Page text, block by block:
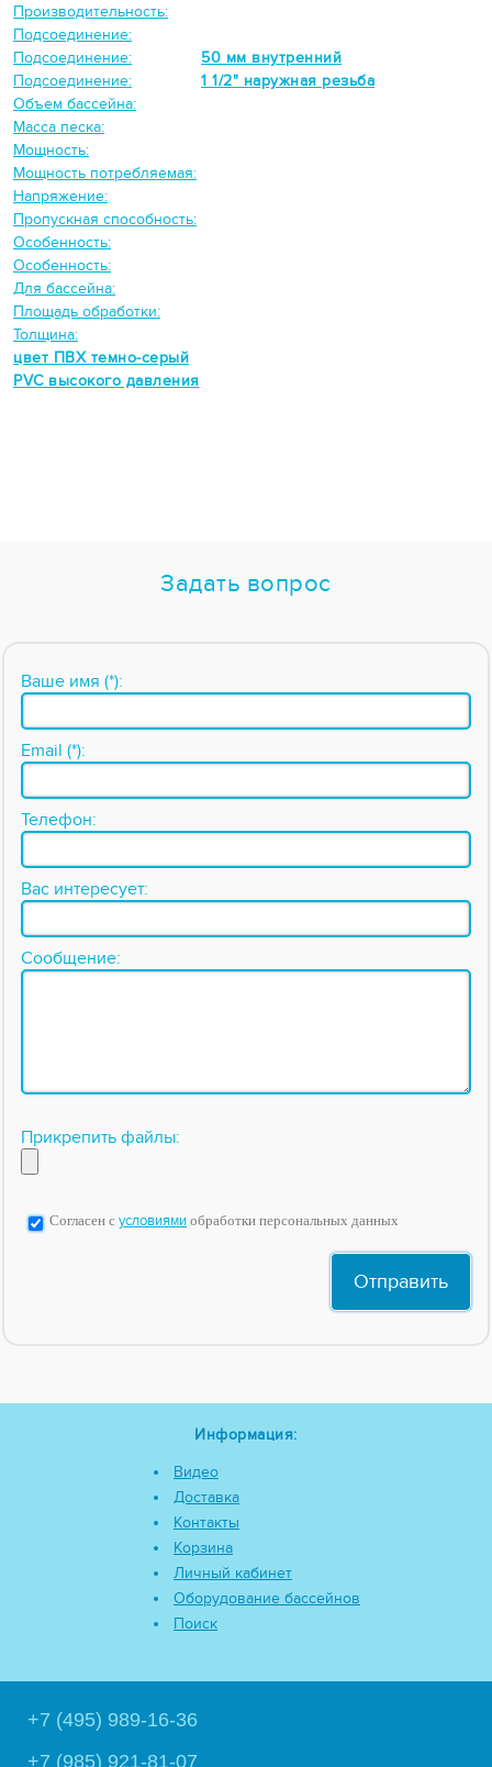
Производительность:
Подсоединение:
Подсоединение:
50 мм внутренний
Подсоединение:
1 1/2" наружная резьба
Объем бассейна:
Масса песка:
Мощность:
Мощность потребляемая:
Напряжение:
Пропускная способность:
Особенность:
Особенность:
Для бассейна:
Площадь обработки:
Толщина:
цвет ПВХ темно-серый
PVC высокого давления
Задать вопрос
Ваше имя (*):
Email (*):
Телефон:
Вас интересует:
Сообщение:
Прикрепить файлы:
Согласен с условиями обработки персональных данных
Информация:
Видео
Доставка
Контакты
Корзина
Личный кабинет
Оборудование бассейнов
Поиск
+7 (495) 989-16-36
+7 (985) 921-81-07